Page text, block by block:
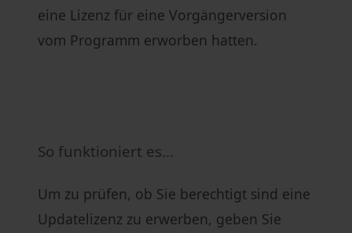
eine Lizenz für eine Vorgängerversion
vom Programm erworben hatten.
So funktioniert es...
Um zu prüfen, ob Sie berechtigt sind eine
Updatelizenz zu erwerben, geben Sie